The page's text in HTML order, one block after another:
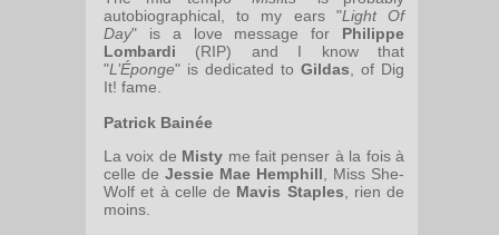
autobiographical, to my ears "Light Of
Day" is a love message for Philippe
Lombardi (RIP) and I know that
"L’Éponge" is dedicated to Gildas , of Dig
It! fame.
Patrick Bainée
La voix de Misty me fait penser à la fois à
celle de Jessie Mae Hemphill , Miss She-
Wolf et à celle de Mavis Staples , rien de
moins.